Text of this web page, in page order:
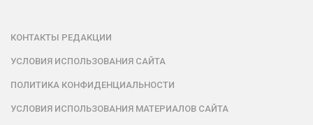
КОНТАКТЫ РЕДАКЦИИ
УСЛОВИЯ ИСПОЛЬЗОВАНИЯ САЙТА
ПОЛИТИКА КОНФИДЕНЦИАЛЬНОСТИ
УСЛОВИЯ ИСПОЛЬЗОВАНИЯ МАТЕРИАЛОВ САЙТА